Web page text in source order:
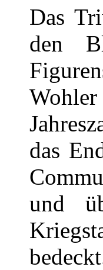
Das
den
Wohler
das
und